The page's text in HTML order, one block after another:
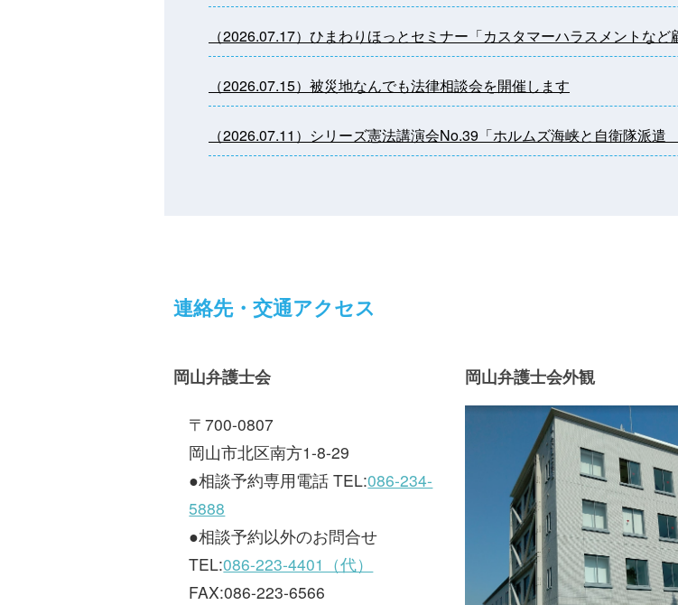
（2026.07.17）ひまわりほっとセミナー「カスタマーハラスメントな
（2026.07.15）被災地なんでも法律相談会を開催します
（2026.07.11）シリーズ憲法講演会No.39「ホルムズ海峡と自衛隊派
連絡先・交通アクセス
岡山弁護士会
〒700-0807
岡山市北区南方1-8-29
●相談予約専用電話 TEL:086-234-
5888
●相談予約以外のお問合せ
TEL:086-223-4401（代）
FAX:086-223-6566
岡山弁護士会外観